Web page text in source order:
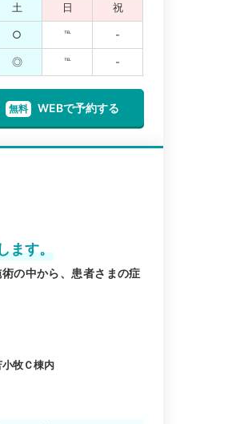
土 日 祝
○ ℡ -
◎ ℡ -
無料 WEBで予約する
ます。
の中から、患者さまの症
牧Ｃ棟内